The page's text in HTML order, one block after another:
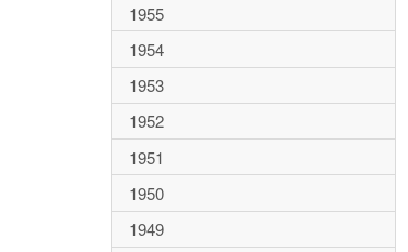
1955
1954
1953
1952
1951
1950
1949